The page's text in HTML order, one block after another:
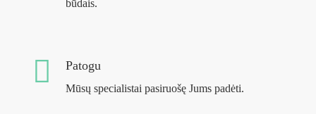
būdais.
Patogu
Mūsų specialistai pasiruošę Jums padėti.